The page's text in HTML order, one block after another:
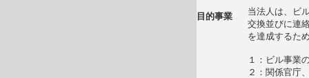
目的事業
当法人は、ビ
交換並びに連
を達成するた
１：ビル事業
２：関係官庁